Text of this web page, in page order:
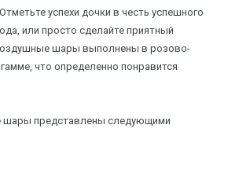
успехи дочки в честь успешного
или просто сделайте приятный
шары выполнены в розово-
что определенно понравится
представлены следующими